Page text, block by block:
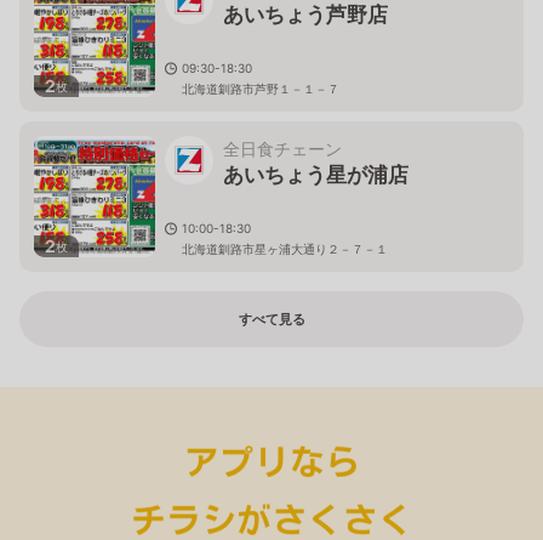
2枚
あいちょう芦野店
09:30-18:30
北海道釧路市芦野１－１－７
2枚
全日食チェーン
あいちょう星が浦店
10:00-18:30
北海道釧路市星ヶ浦大通り２－７－１
すべて見る